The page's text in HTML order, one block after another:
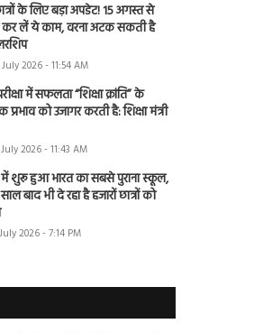
के लिए बड़ा अपडेट! 15 अगस्त से
लें ये काम, वरना अटक सकती है
2026 - 11:54 AM
में सफलता “शिक्षा क्रांति” के
प्रभाव को उजागर करती है: शिक्षा मंत्री
2026 - 11:43 AM
में शुरू हुआ भारत का सबसे पुराना स्कूल,
बाद भी दे रहा है हजारों छात्रों को
2026 - 7:14 PM